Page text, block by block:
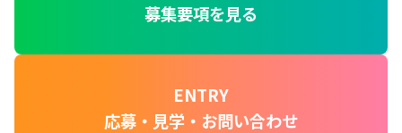
募集要項を見る
ENTRY
応募・見学・お問い合わせ